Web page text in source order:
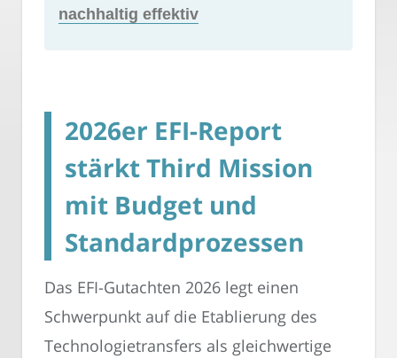
nachhaltig effektiv
2026er EFI-Report
stärkt Third Mission
mit Budget und
Standardprozessen
Das EFI-Gutachten 2026 legt einen
Schwerpunkt auf die Etablierung des
Technologietransfers als gleichwertige